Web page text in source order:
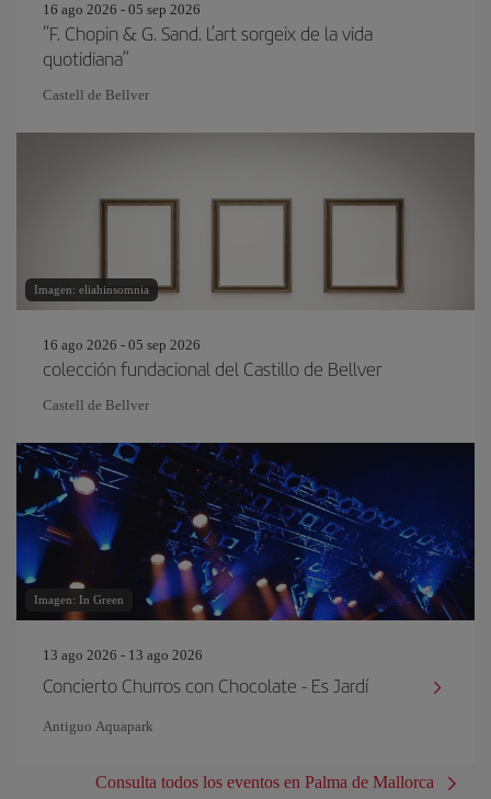
16 ago 2026 - 05 sep 2026
“F. Chopin & G. Sand. L’art sorgeix de la vida
quotidiana”
Castell de Bellver
Imagen: eliahinsomnia
16 ago 2026 - 05 sep 2026
colección fundacional del Castillo de Bellver
Castell de Bellver
Imagen: In Green
13 ago 2026 - 13 ago 2026
Concierto Churros con Chocolate - Es Jardí
Antiguo Aquapark
Consulta todos los eventos en Palma de Mallorca